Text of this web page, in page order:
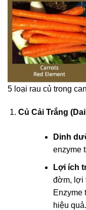
5 loại rau củ trong
Củ Cải Trắng
Dinh
enzyme
Lợi ích
đờm, lợi
Enzyme
hiệu quả.